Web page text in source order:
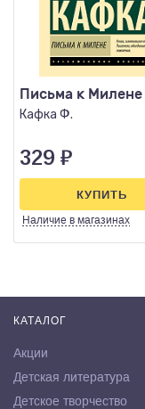
Письма к Милене
Кафка Ф.
329 ₽
Наличие в магазинах
КУПИТЬ
КАТАЛОГ
Акции
Детская литература
Детское творчество